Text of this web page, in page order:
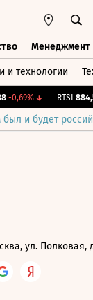
Менеджмент
и технологии
-0,69%↓ RTSI
и будет
ул. Полковая,